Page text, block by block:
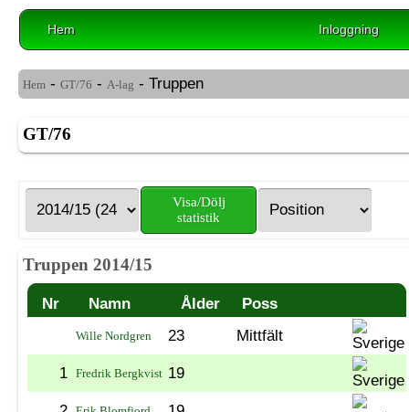
Hem Inloggning
Hem - GT/76 - A-lag - Truppen
GT/76
Visa/Dölj
statistik
Truppen 2014/15
Nr Namn Ålder Poss
Wille Nordgren 23 Mittfält
1 Fredrik Bergkvist 19